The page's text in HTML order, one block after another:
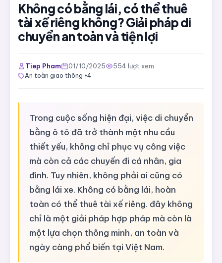
Không có bằng lái, có thể thuê
tài xế riêng không? Giải pháp di
chuyển an toàn và tiện lợi
Tiep Pham 01/10/2025 554 lượt xem
An toàn giao thông +4
Trong cuộc sống hiện đại, việc di chuyển
bằng ô tô đã trở thành một nhu cầu
thiết yếu, không chỉ phục vụ công việc
mà còn cả các chuyến đi cá nhân, gia
đình. Tuy nhiên, không phải ai cũng có
bằng lái xe. Không có bằng lái, hoàn
toàn có thể thuê tài xế riêng. đây không
chỉ là một giải pháp hợp pháp mà còn là
một lựa chọn thông minh, an toàn và
ngày càng phổ biến tại Việt Nam.